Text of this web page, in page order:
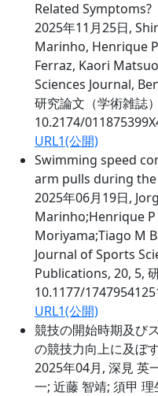
Related Symptoms?
2025年11月25日,
Marinho, Henrique
Ferraz, Kaori
Sciences Journal,
研究論文（学術雑誌
10.2174/
URL1(公開)
Swimming speed
arm pulls during
2025年06月19日,
Marinho;Henrique
Moriyama;Tiago M
Journal of Sports
Publications, 20, 5,
10.1177/
URL1(公開)
競技の開始時期及び
の競技力向上に及ぼ
2025年04月, 深見 英
一; 近藤 智靖; 須甲